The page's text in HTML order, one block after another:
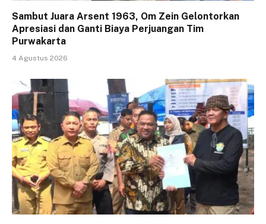
Sambut Juara Arsent 1963, Om Zein Gelontorkan
Apresiasi dan Ganti Biaya Perjuangan Tim
Purwakarta
4 Agustus 2026